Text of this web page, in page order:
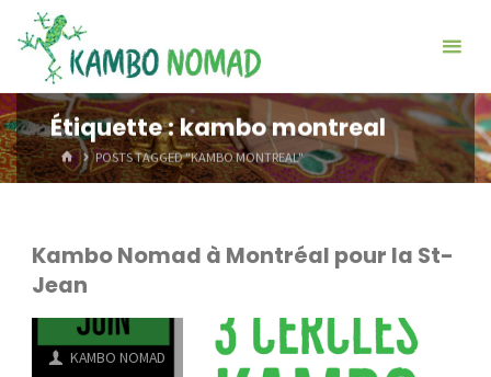
content
Étiquette :kambo montreal
HOMEPOSTS TAGGED "KAMBO MONTREAL"
Kambo Nomad à Montréal pour la St-
Jean
KAMBO NOMAD